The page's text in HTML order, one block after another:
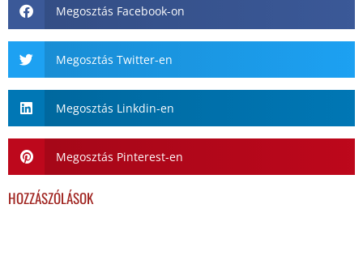
Megosztás Facebook-on
Megosztás Twitter-en
Megosztás Linkdin-en
Megosztás Pinterest-en
HOZZÁSZÓLÁSOK